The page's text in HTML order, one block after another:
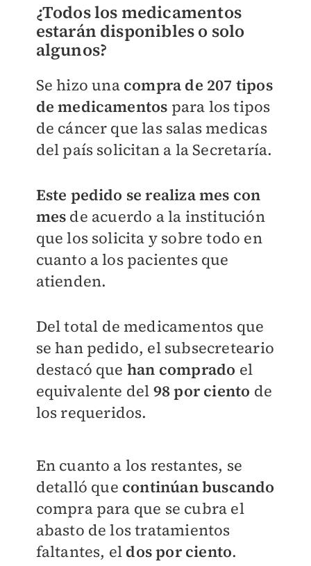
¿Todos los medicamentos
estarán disponibles o solo
algunos?
Se hizo unacompra de 207 tipos
de medicamentos para los tipos
de cáncer que las salas medicas
del país solicitan a la Secretaría.
Este pedido se realiza mes con
mes de acuerdo a la institución
que los solicita y sobre todo en
cuanto a los pacientes que
atienden.
Del total de medicamentos que
se han pedido, el subsecreteario
destacó que han comprado el
equivalente del 98 por ciento de
los requeridos.
En cuanto a los restantes, se
detalló que continúan buscando
compra para que se cubra el
abasto de los tratamientos
faltantes, el dos por ciento.